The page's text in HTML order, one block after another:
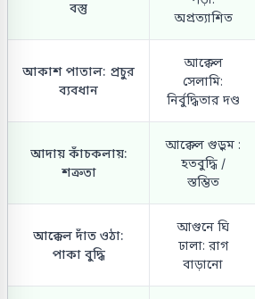
বস্তু
অপ্রত্যাশিত
আকাশ পাতাল: প্রচুর
ব্যবধান
আক্কেল
সেলামি:
নির্বুদ্ধিতার দণ্ড
আদায় কাঁচকলায়:
শত্রুতা
আক্কেল গুড়ুম :
হতবুদ্ধি /
স্তম্ভিত
আক্কেল দাঁত ওঠা:
পাকা বুদ্ধি
আগুনে ঘি
ঢালা: রাগ
বাড়ানো